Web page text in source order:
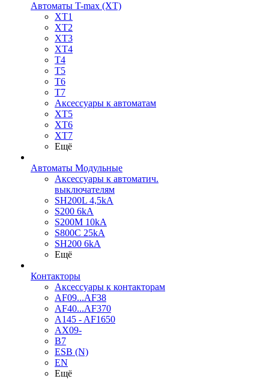
Автоматы T-max (XT)
XT1
XT2
XT3
XT4
T4
T5
T6
T7
Аксессуары к автоматам
XT5
XT6
XT7
Ещё
Автоматы Модульные
Аксессуары к автоматич.
выключателям
SH200L 4,5kA
S200 6kA
S200M 10kA
S800C 25kA
SH200 6kA
Ещё
Контакторы
Аксессуары к контакторам
AF09...AF38
AF40...AF370
A145 - AF1650
AX09-
B7
ESB (N)
EN
Ещё